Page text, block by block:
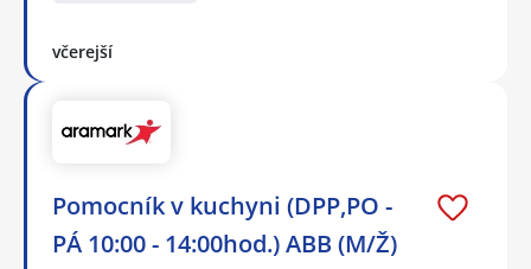
včerejší
Pomocník v kuchyni (DPP,PO -
PÁ 10:00 - 14:00hod.) ABB (M/Ž)